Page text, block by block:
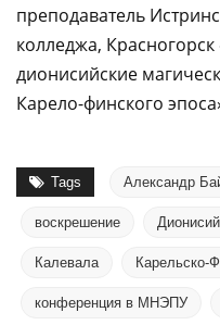
преподаватель
колледжа,
дионисийские
Карело-финского
Tags Александр
воскрешение
Калевала Карельско-
конференция в МНЭПУ